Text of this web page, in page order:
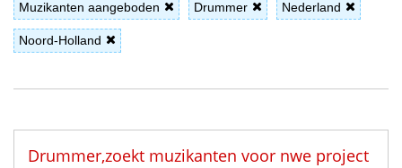
Muzikanten aangeboden Drummer Nederland
Noord-Holland
Drummer,zoekt muzikanten voor nwe project